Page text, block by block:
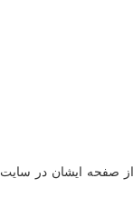
از صفحه ایشان در سایت